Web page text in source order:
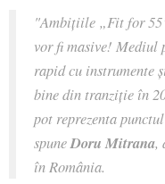
"Ambițiile „Fit for
vor fi masive! Mediul
rapid cu instrumente
bine din tranziție în
pot reprezenta
spuneDoru Mitrana,
în România.